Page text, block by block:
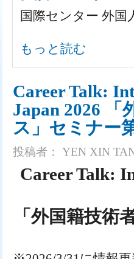
動
国際センター 外
国際センター 外国人技術者グル
もっと読む
Career Talk:
Japan 2026
ス」セミナー
投稿者： YEN XIN
Career Talk:
「外国籍技